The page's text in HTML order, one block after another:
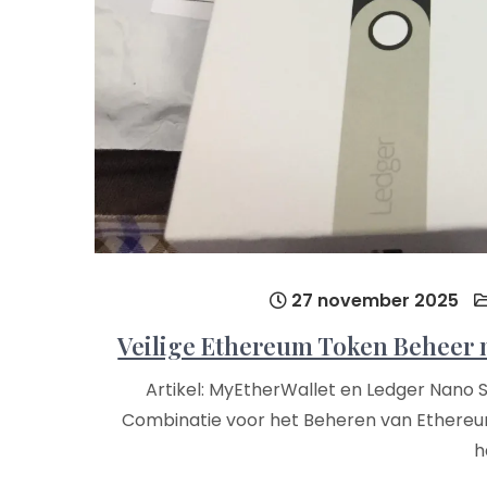
27 november 2025
Veilige Ethereum Token Beheer
Artikel: MyEtherWallet en Ledger Nano
Combinatie voor het Beheren van